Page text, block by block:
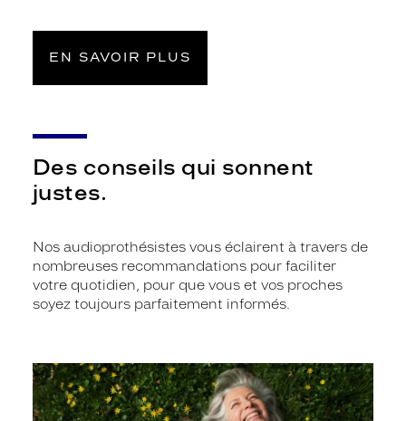
EN SAVOIR PLUS
Des conseils qui sonnent
justes.
Nos audioprothésistes vous éclairent à travers de
nombreuses recommandations pour faciliter
votre quotidien, pour que vous et vos proches
soyez toujours parfaitement informés.